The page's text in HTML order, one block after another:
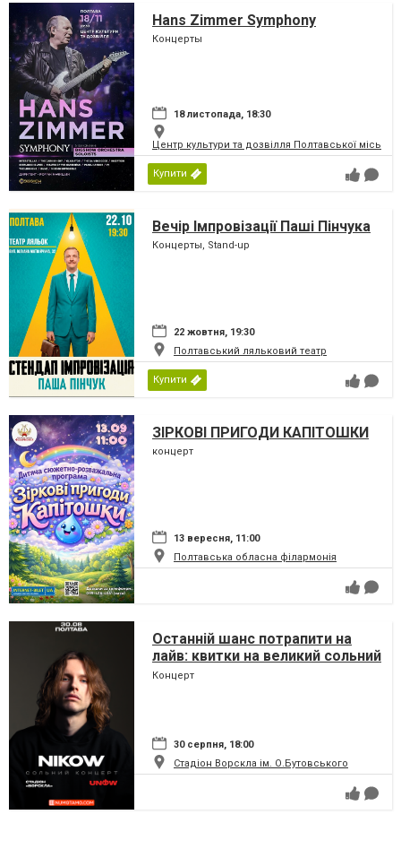
Hans Zimmer Symphony
Концерты
18 листопада, 18:30
Центр культури та дозвілля Полтавської
Купити
Вечір Імпровізації Паші Пінчука
Концерты, Stand-up
22 жовтня, 19:30
Полтавський ляльковий театр
Купити
ЗІРКОВІ ПРИГОДИ КАПІТОШКИ
концерт
13 вересня, 11:00
Полтавська обласна філармонія
Останній шанс потрапити на
лайв: квитки на великий сольний
концерт Nikow у Полтаві
Концерт
30 серпня, 18:00
Стадіон Ворскла ім. О.Бутовського